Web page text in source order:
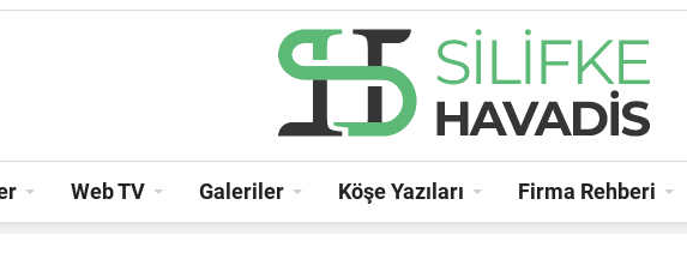
Web TV Galeriler Köşe Yazıları Firma Rehberi